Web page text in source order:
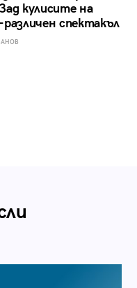
кулисите на
спектакъл